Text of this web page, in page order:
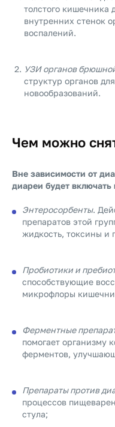
толстого кишечника
внутренних стенок
воспалений.
УЗИ органов
структур органов
новообразований.
Чем можно
Вне зависимости от
диареи будет
Энтеросорбенты.
препаратов этой
жидкость, токсины и
Пробиотики и
способствующие
микрофлоры
Ферментные
помогает организму
ферментов,
Препараты против
процессов
стула;